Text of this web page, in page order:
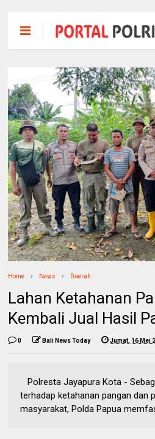
Home News Daerah
Lahan Ketahanan
Kembali Jual Hasil
0 Bali News Today Jumat, 16 Mei
Polresta Jayapura Kota -
terhadap ketahanan pangan dan
masyarakat, Polda Papua